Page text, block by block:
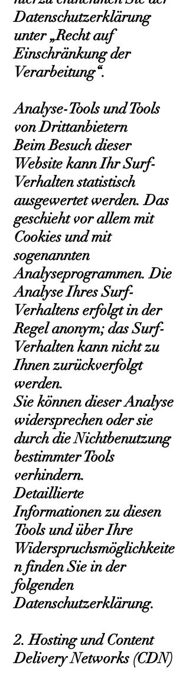
Datenschutzerklärung
unter „Recht auf
Einschränkung der
Verarbeitung“.
Analyse-Tools und Tools
von Drittanbietern
Beim Besuch dieser
Website kann Ihr Surf-
Verhalten statistisch
ausgewertet werden. Das
geschieht vor allem mit
Cookies und mit
sogenannten
Analyseprogrammen. Die
Analyse Ihres Surf-
Verhaltens erfolgt in der
Regel anonym; das Surf-
Verhalten kann nicht zu
Ihnen zurückverfolgt
werden.
Sie können dieser Analyse
widersprechen oder sie
durch die Nichtbenutzung
bestimmter Tools
verhindern.
Detaillierte
Informationen zu diesen
Tools und über Ihre
Widerspruchsmöglichkeite
n finden Sie in der
folgenden
Datenschutzerklärung.
2. Hosting und Content
Delivery Networks (CDN)